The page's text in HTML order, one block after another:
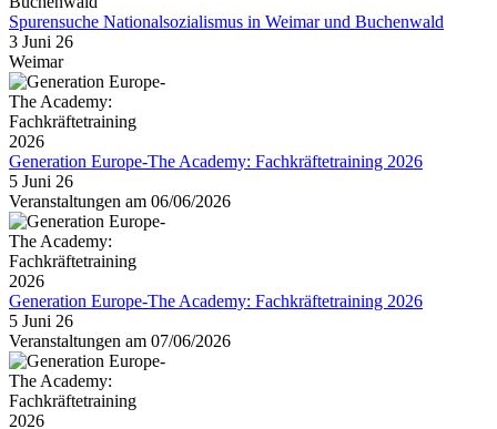
Spurensuche Nationalsozialismus in Weimar und Buchenwald
3 Juni 26
Weimar
Generation Europe-The Academy: Fachkräftetraining 2026
5 Juni 26
Veranstaltungen am 06/06/2026
Generation Europe-The Academy: Fachkräftetraining 2026
5 Juni 26
Veranstaltungen am 07/06/2026